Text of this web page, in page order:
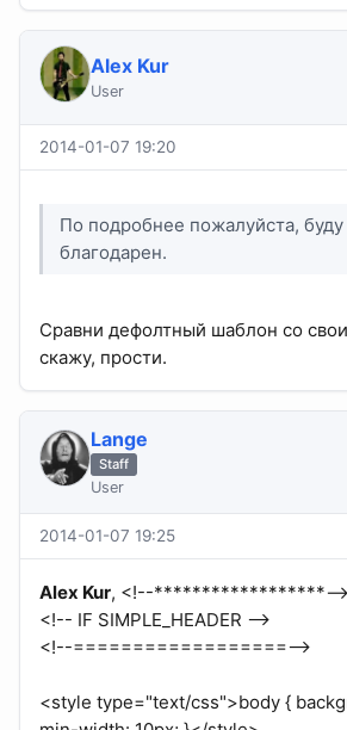
Alex Kur
User
2014-01-07 19:20
По подробнее пожалуйста,
благодарен.
Сравни дефолтный шаблон со
скажу, прости.
Lange
Staff
User
2014-01-07 19:25
Alex Kur, <!--******************-->
<!-- IF SIMPLE_HEADER -->
<!--==================-->
<style type="text/css">body {